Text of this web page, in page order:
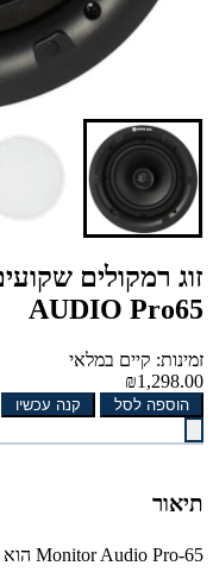
AUDIO Pro65
זמינות: קיים במלאי
₪1,298.00
הוספה לסל קנה עכשיו
תיאור
Monitor Audio Pro-65